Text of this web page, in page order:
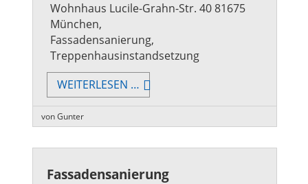
Wohnhaus Lucile-Grahn-Str. 40 81675
München,
Fassadensanierung,
Treppenhausinstandsetzung
WEITERLESEN … FASSADENSANIERUNG
/
von Gunter
Fassadensanierung